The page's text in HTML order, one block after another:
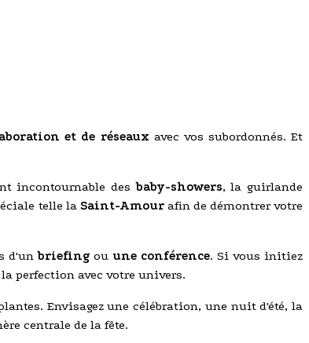
et de réseaux avec vos subordonnés. Et
incontournable desbaby-showers, la guirlande
telle la Saint-Amourafin de démontrer votre
d'unbriefing ou une conférence. Si vous initiez
perfection avec votre univers.
Envisagez une célébration, une nuit d'été, la
centrale de la fête.